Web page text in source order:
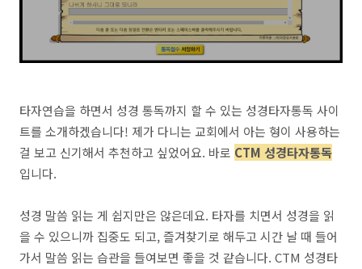
타자연습을 하면서 성경 통독까지 할 수 있는 성경타자통독 사이
트를 소개하겠습니다! 제가 다니는 교회에서 아는 형이 사용하는
걸 보고 신기해서 추천하고 싶었어요. 바로 CTM 성경타자통독
입니다.
성경 말씀 읽는 게 쉽지만은 않은데요. 타자를 치면서 성경을 읽
을 수 있으니까 집중도 되고, 즐겨찾기로 해두고 시간 날 때 들어
가서 말씀 읽는 습관을 들여보면 좋을 것 같습니다. CTM 성경타